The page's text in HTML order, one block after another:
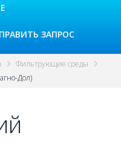
ЗАПРОС
Фильтрующие среды
Дол)